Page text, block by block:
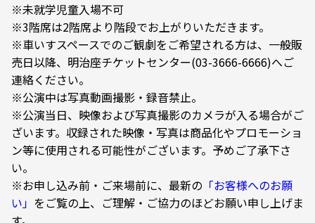
※未就学児童入場不可
※3階席は2階席より階段でお上がりいただきます。
※車いすスペースでのご観劇をご希望される方は、一般販
売日以降、明治座チケットセンター(03-3666-6666)へご
連絡ください。
※公演中は写真動画撮影・録音禁止。
※公演当日、映像および写真撮影のカメラが入る場合がご
ざいます。収録された映像・写真は商品化やプロモーショ
ン等に使用される可能性がございます。予めご了承下さ
い。
※お申し込み前・ご来場前に、最新の 「お客様へのお願
い」 をご覧の上、ご理解・ご協力のほどお願い申し上げま